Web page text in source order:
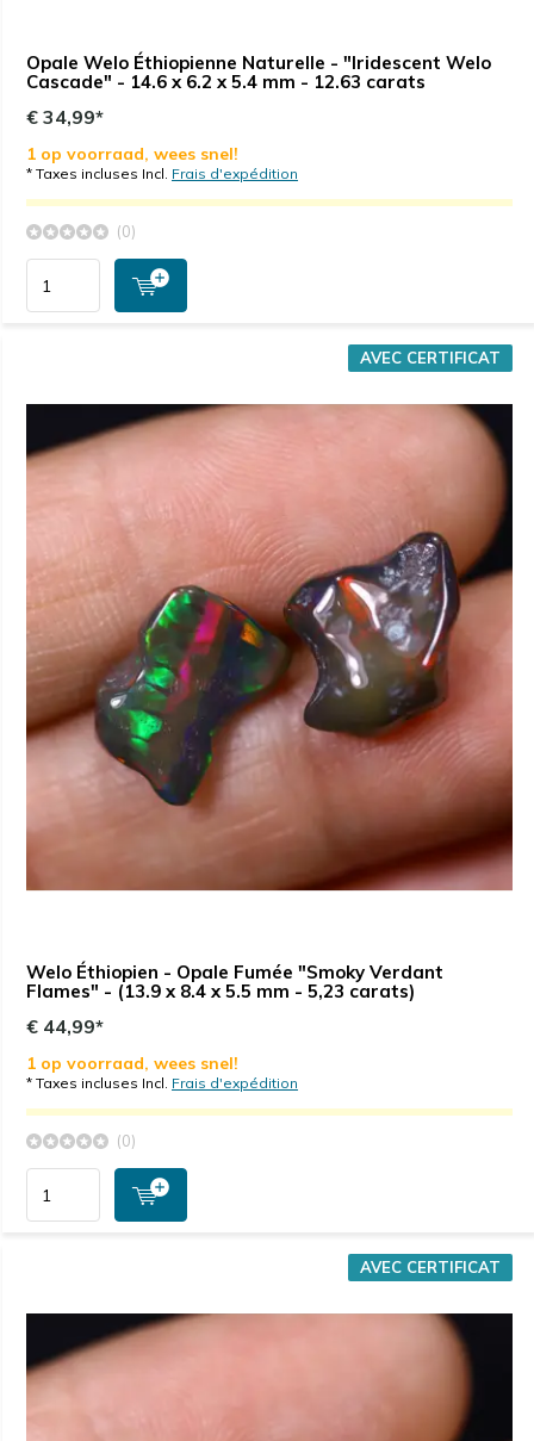
Opale Welo Éthiopienne Naturelle - "Iridescent Welo
Cascade" - 14.6 x 6.2 x 5.4 mm - 12.63 carats
€ 34,99*
1 op voorraad, wees snel!
* Taxes incluses Incl. Frais d'expédition
(0)
Welo Éthiopien - Opale Fumée "Smoky Verdant
Flames" - (13.9 x 8.4 x 5.5 mm - 5,23 carats)
AVEC CERTIFICAT
€ 44,99*
1 op voorraad, wees snel!
* Taxes incluses Incl. Frais d'expédition
(0)
AVEC CERTIFICAT